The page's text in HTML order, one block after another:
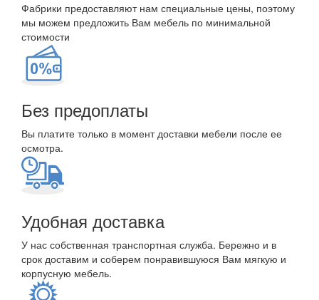
Фабрики предоставляют нам специальные цены, поэтому
мы можем предложить Вам мебель по минимальной
стоимости
Без предоплаты
Вы платите только в момент доставки мебели после ее
осмотра.
Удобная доставка
У нас собственная транспортная служба. Бережно и в
срок доставим и соберем понравившуюся Вам мягкую и
корпусную мебель.